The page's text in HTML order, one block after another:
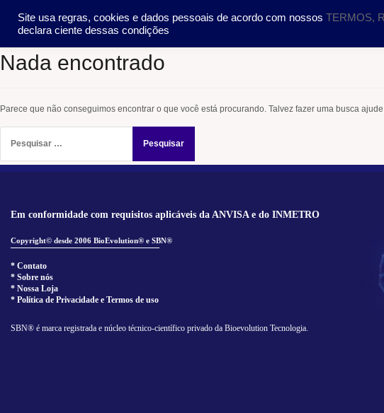
conteúdo
SOCIEDADE METODOLOGIA
Nada encontrado
Parece que não conseguimos encontrar o que você está procurando. Talvez fazer uma busca
por:
Em conformidade com requisitos aplicáveis da ANVISA e do INMETRO
Copyright© desde 2006 BioEvolution® e SBN®
______________________________
* Contato
* Sobre nós
* Nossa Loja
* Política de Privacidade e Termos de uso
SBN® é marca registrada e núcleo técnico-científico privado da Bioevolution Tecnologia.
Site usa regras, cookies e dados pessoais de acordo com nossos TERMOS,
declara ciente dessas condições